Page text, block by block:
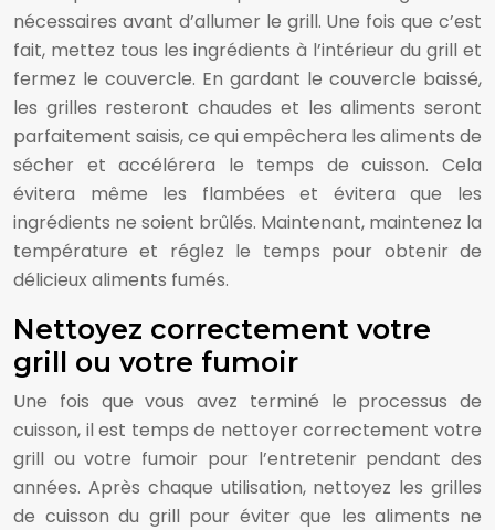
nécessaires avant d’allumer le grill. Une fois que c’est
fait, mettez tous les ingrédients à l’intérieur du grill et
fermez le couvercle. En gardant le couvercle baissé,
les grilles resteront chaudes et les aliments seront
parfaitement saisis, ce qui empêchera les aliments de
sécher et accélérera le temps de cuisson. Cela
évitera même les flambées et évitera que les
ingrédients ne soient brûlés. Maintenant, maintenez la
température et réglez le temps pour obtenir de
délicieux aliments fumés.
Nettoyez correctement votre
grill ou votre fumoir
Une fois que vous avez terminé le processus de
cuisson, il est temps de nettoyer correctement votre
grill ou votre fumoir pour l’entretenir pendant des
années. Après chaque utilisation, nettoyez les grilles
de cuisson du grill pour éviter que les aliments ne